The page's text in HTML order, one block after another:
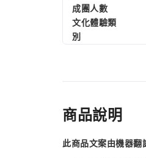
成團人數
文化體驗類
別
商品說明
此商品文案由機器翻